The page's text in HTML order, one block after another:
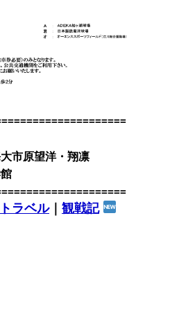
市原望洋・翔凛
学館
ラベル｜ 観戦記